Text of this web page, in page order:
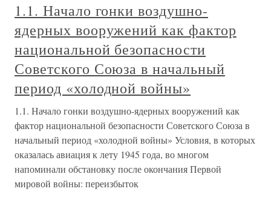
1.1. Начало гонки воздушно-
ядерных вооружений как фактор
национальной безопасности
Советского Союза в начальный
период «холодной войны»
1.1. Начало гонки воздушно-ядерных вооружений как
фактор национальной безопасности Советского Союза в
начальный период «холодной войны» Условия, в которых
оказалась авиация к лету 1945 года, во многом
напоминали обстановку после окончания Первой
мировой войны: переизбыток